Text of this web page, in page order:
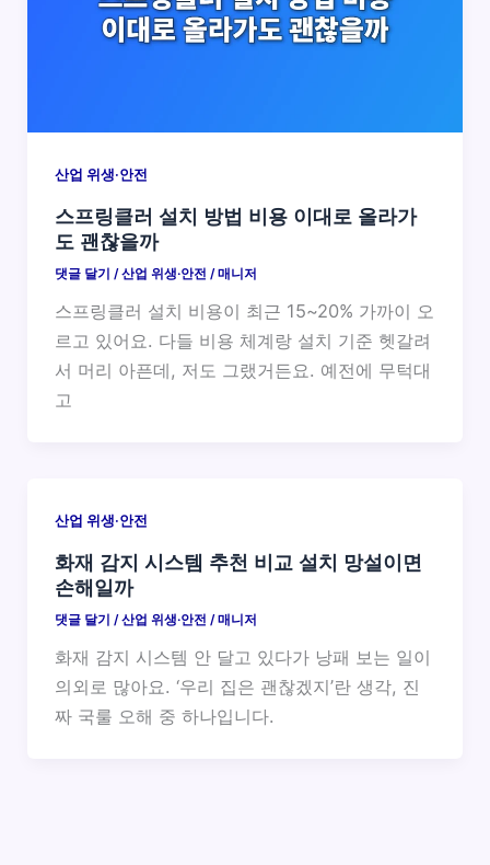
산업 위생·안전
스프링클러 설치 방법 비용 이대로 올라가
도 괜찮을까
댓글 달기 /산업 위생·안전 /매니저
스프링클러 설치 비용이 최근 15~20% 가까이 오
르고 있어요. 다들 비용 체계랑 설치 기준 헷갈려
서 머리 아픈데, 저도 그랬거든요. 예전에 무턱대
고
산업 위생·안전
화재 감지 시스템 추천 비교 설치 망설이면
손해일까
댓글 달기 /산업 위생·안전 /매니저
화재 감지 시스템 안 달고 있다가 낭패 보는 일이
의외로 많아요. ‘우리 집은 괜찮겠지’란 생각, 진
짜 국룰 오해 중 하나입니다.